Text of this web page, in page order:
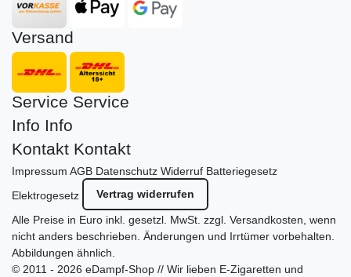
Versand
Service Service
Info Info
Kontakt Kontakt
Impressum AGB Datenschutz Widerruf Batteriegesetz
Elektrogesetz
Vertrag widerrufen
Alle Preise in Euro inkl. gesetzl. MwSt. zzgl. Versandkosten , wenn
nicht anders beschrieben. Änderungen und Irrtümer vorbehalten.
Abbildungen ähnlich.
© 2011 - 2026 eDampf-Shop // Wir lieben E-Zigaretten und